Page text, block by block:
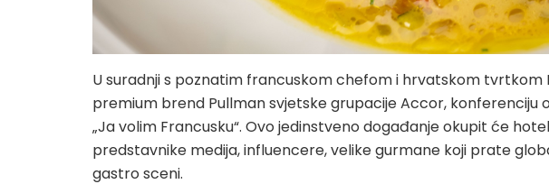
U suradnji s poznatim francuskom chefom i hrvatskom tvrtkom
premium brend Pullman svjetske grupacije Accor, konferenciju
„Ja volim Francusku“. Ovo jedinstveno događanje okupit će
predstavnike medija, influencere, velike gurmane koji prate
gastro sceni.